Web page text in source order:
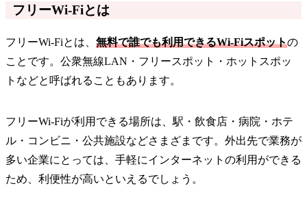
フリーWi-Fiとは
フリーWi-Fiとは、 無料で誰でも利用できるWi-Fiスポットの
ことです。公衆無線LAN・フリースポット・ホットスポッ
トなどと呼ばれることもあります。
フリーWi-Fiが利用できる場所は、駅・飲食店・病院・ホテ
ル・コンビニ・公共施設などさまざまです。外出先で業務が
多い企業にとっては、手軽にインターネットの利用ができる
ため、利便性が高いといえるでしょう。